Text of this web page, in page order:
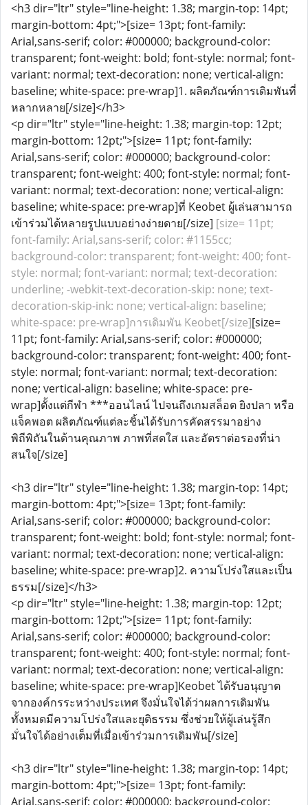
<h3 dir="ltr" style="line-height: 1.38; margin-top: 14pt;
margin-bottom: 4pt;">[size= 13pt; font-family:
Arial,sans-serif; color: #000000; background-color:
transparent; font-weight: bold; font-style: normal; font-
variant: normal; text-decoration: none; vertical-align:
baseline; white-space: pre-wrap]1. ผลิตภัณฑ์การเดิมพันที่
หลากหลาย[/size]</h3>
<p dir="ltr" style="line-height: 1.38; margin-top: 12pt;
margin-bottom: 12pt;">[size= 11pt; font-family:
Arial,sans-serif; color: #000000; background-color:
transparent; font-weight: 400; font-style: normal; font-
variant: normal; text-decoration: none; vertical-align:
baseline; white-space: pre-wrap]ที่ Keobet ผู้เล่นสามารถ
เข้าร่วมได้หลายรูปแบบอย่างง่ายดาย[/size] [size= 11pt;
font-family: Arial,sans-serif; color: #1155cc;
background-color: transparent; font-weight: 400; font-
style: normal; font-variant: normal; text-decoration:
underline; -webkit-text-decoration-skip: none; text-
decoration-skip-ink: none; vertical-align: baseline;
white-space: pre-wrap]การเดิมพัน Keobet[/size][size=
11pt; font-family: Arial,sans-serif; color: #000000;
background-color: transparent; font-weight: 400; font-
style: normal; font-variant: normal; text-decoration:
none; vertical-align: baseline; white-space: pre-
wrap]ตั้งแต่กีฬา ***ออนไลน์ ไปจนถึงเกมสล็อต ยิงปลา หรือ
แจ็คพอต ผลิตภัณฑ์แต่ละชิ้นได้รับการคัดสรรมาอย่าง
พิถีพิถันในด้านคุณภาพ ภาพที่สดใส และอัตราต่อรองที่น่า
สนใจ[/size]
<h3 dir="ltr" style="line-height: 1.38; margin-top: 14pt;
margin-bottom: 4pt;">[size= 13pt; font-family:
Arial,sans-serif; color: #000000; background-color:
transparent; font-weight: bold; font-style: normal; font-
variant: normal; text-decoration: none; vertical-align:
baseline; white-space: pre-wrap]2. ความโปร่งใสและเป็น
ธรรม[/size]</h3>
<p dir="ltr" style="line-height: 1.38; margin-top: 12pt;
margin-bottom: 12pt;">[size= 11pt; font-family:
Arial,sans-serif; color: #000000; background-color:
transparent; font-weight: 400; font-style: normal; font-
variant: normal; text-decoration: none; vertical-align:
baseline; white-space: pre-wrap]Keobet ได้รับอนุญาต
จากองค์กรระหว่างประเทศ จึงมั่นใจได้ว่าผลการเดิมพัน
ทั้งหมดมีความโปร่งใสและยุติธรรม ซึ่งช่วยให้ผู้เล่นรู้สึก
มั่นใจได้อย่างเต็มที่เมื่อเข้าร่วมการเดิมพัน[/size]
<h3 dir="ltr" style="line-height: 1.38; margin-top: 14pt;
margin-bottom: 4pt;">[size= 13pt; font-family:
Arial,sans-serif; color: #000000; background-color: